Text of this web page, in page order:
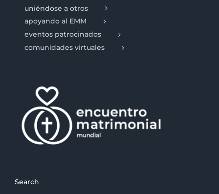
uniéndose a otros
apoyando al EMM
eventos patrocinados
comunidades virtuales
Search